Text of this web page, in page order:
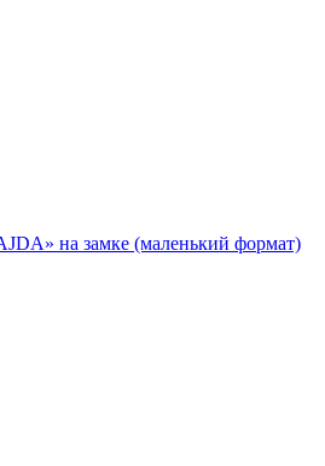
на замке (маленький формат)